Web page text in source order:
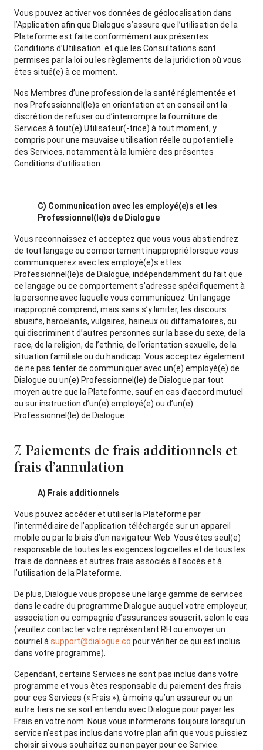
Vous pouvez activer vos données de géolocalisation dans
l’Application afin que Dialogue s’assure que l’utilisation de la
Plateforme est faite conformément aux présentes
Conditions d’Utilisation et que les Consultations sont
permises par la loi ou les règlements de la juridiction où vous
êtes situé(e) à ce moment.
Nos Membres d’une profession de la santé réglementée et
nos Professionnel(le)s en orientation et en conseil ont la
discrétion de refuser ou d’interrompre la fourniture de
Services à tout(e) Utilisateur(-trice) à tout moment, y
compris pour une mauvaise utilisation réelle ou potentielle
des Services, notamment à la lumière des présentes
Conditions d’utilisation.
C) Communication avec les employé(e)s et les
Professionnel(le)s de Dialogue
Vous reconnaissez et acceptez que vous vous abstiendrez
de tout langage ou comportement inapproprié lorsque vous
communiquerez avec les employé(e)s et les
Professionnel(le)s de Dialogue, indépendamment du fait que
ce langage ou ce comportement s’adresse spécifiquement à
la personne avec laquelle vous communiquez. Un langage
inapproprié comprend, mais sans s’y limiter, les discours
abusifs, harcelants, vulgaires, haineux ou diffamatoires, ou
qui discriminent d’autres personnes sur la base du sexe, de la
race, de la religion, de l’ethnie, de l’orientation sexuelle, de la
situation familiale ou du handicap. Vous acceptez également
de ne pas tenter de communiquer avec un(e) employé(e) de
Dialogue ou un(e) Professionnel(le) de Dialogue par tout
moyen autre que la Plateforme, sauf en cas d’accord mutuel
ou sur instruction d’un(e) employé(e) ou d’un(e)
Professionnel(le) de Dialogue.
7. Paiements de frais additionnels et
frais d’annulation
A) Frais additionnels
Vous pouvez accéder et utiliser la Plateforme par
l’intermédiaire de l’application téléchargée sur un appareil
mobile ou par le biais d’un navigateur Web. Vous êtes seul(e)
responsable de toutes les exigences logicielles et de tous les
frais de données et autres frais associés à l’accès et à
l’utilisation de la Plateforme.
De plus, Dialogue vous propose une large gamme de services
dans le cadre du programme Dialogue auquel votre employeur,
association ou compagnie d’assurances souscrit, selon le cas
(veuillez contacter votre représentant RH ou envoyer un
courriel à support@dialogue.co pour vérifier ce qui est inclus
dans votre programme).
Cependant, certains Services ne sont pas inclus dans votre
programme et vous êtes responsable du paiement des frais
pour ces Services (« Frais »), à moins qu’un assureur ou un
autre tiers ne se soit entendu avec Dialogue pour payer les
Frais en votre nom. Nous vous informerons toujours lorsqu’un
service n’est pas inclus dans votre plan afin que vous puissiez
choisir si vous souhaitez ou non payer pour ce Service.